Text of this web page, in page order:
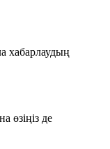
хабарлаудың
өзіңіз де